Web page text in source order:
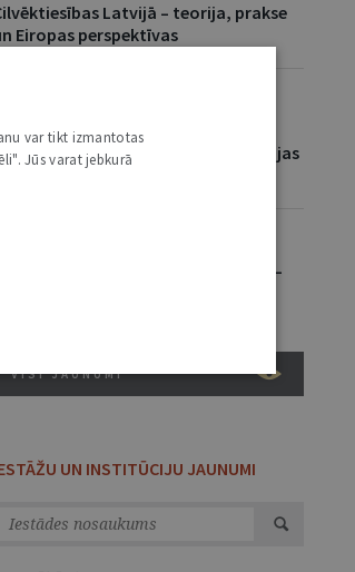
Latvijā – teorija, prakse
Eiropas perspektīvas
Administratīvā procesa
uz jauno Tiesu informācijas
Jauns pakalpojums e-lietas portālā –
VISI JAUNUMI
UN INSTITŪCIJU JAUNUMI
var tikt izmantotas
Jūs varat jebkurā